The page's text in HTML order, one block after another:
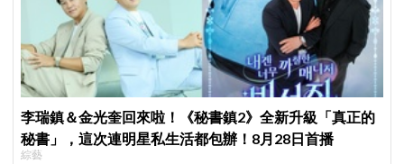
李瑞鎮＆金光奎回來啦！《秘書鎮2》全新升級「真正的
秘書」，這次連明星私生活都包辦！8月28日首播
綜藝